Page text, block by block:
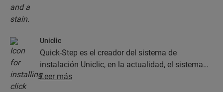
Uniclic
Quick-Step es el creador del sistema de
instalación Uniclic, en la actualidad, el sistema
estándar de instalación de clic. Use este sistema
Leer más